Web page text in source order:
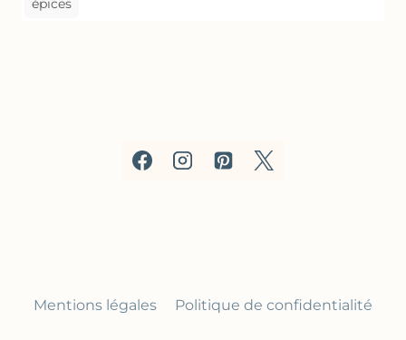
Mentions légales Politique de confidentialité